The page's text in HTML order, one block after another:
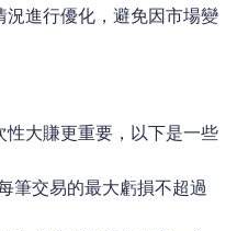
況進行優化，避免因市場變
大賺更重要，以下是一些
筆交易的最大虧損不超過